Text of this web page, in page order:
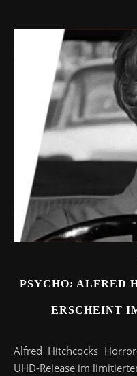
PSYCHO: ALFRED
ERSCHEINT
Alfred Hitchcocks Horror-Klassiker Psycho bekommt ein
UHD-Release im